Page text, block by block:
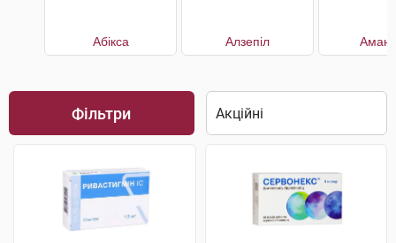
Абікса Алзепіл
Фільтри